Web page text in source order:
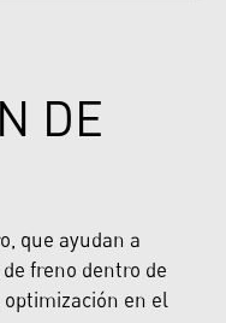
DE
que ayudan a
freno dentro de
en el